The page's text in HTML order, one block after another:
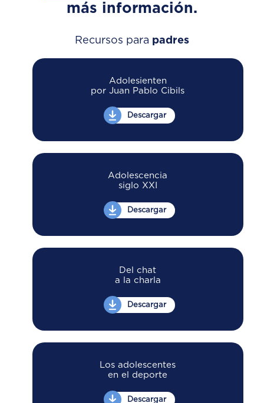
más información.
Recursos para padres
Adolesienten
por Juan Pablo Cibils
Descargar
Adolescencia
siglo XXI
Descargar
Del chat
a la charla
Descargar
Los adolescentes
en el deporte
Descargar